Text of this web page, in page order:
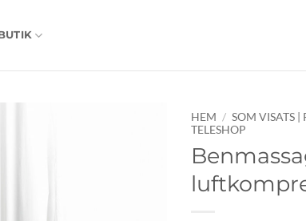
HEM / SOM VISATS |
TELESHOP